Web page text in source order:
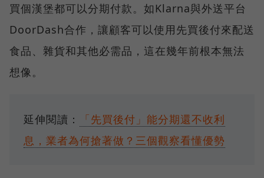
買個漢堡都可以分期付款。如Klarna與外送平台
DoorDash合作，讓顧客可以使用先買後付來配送
食品、雜貨和其他必需品，這在幾年前根本無法
想像。
延伸閱讀：
「先買後付」能分期還不收利
息，業者為何搶著做？三個觀察看懂優勢